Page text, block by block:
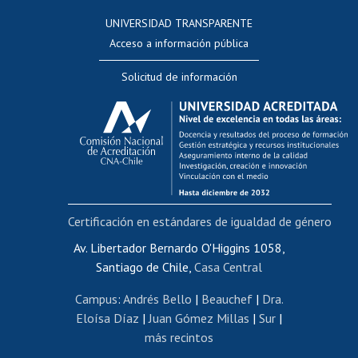
Evaluación docente
Calificación académica
Postulación al AUCAI
Funcionarias/os
Cursos internos de capacitación
Bienestar del personal
Portal de movilidad interna
Certificado de renta
Certificado de renta honorarios
Editar páginas blancas
Extranjeras/os
UNIVERSIDAD TRANSPARENTE
Acceso a información pública
Solicitud de información
Av. Libertador Bernardo O'Higgins 1058,
Santiago de Chile, Casa Central
Campus: Andrés Bello | Beauchef| Dra.
Eloísa Díaz |Juan Gómez Millas | Sur |
más recintos
Certificación en estándares de igualdad de género